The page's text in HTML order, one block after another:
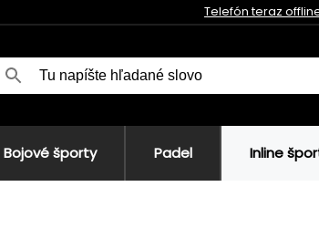
Telefón teraz
Bojové športy Padel Inline